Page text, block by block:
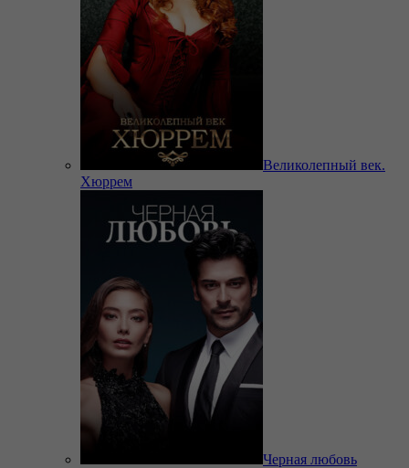
Великолепный век.
Хюррем
Черная любовь